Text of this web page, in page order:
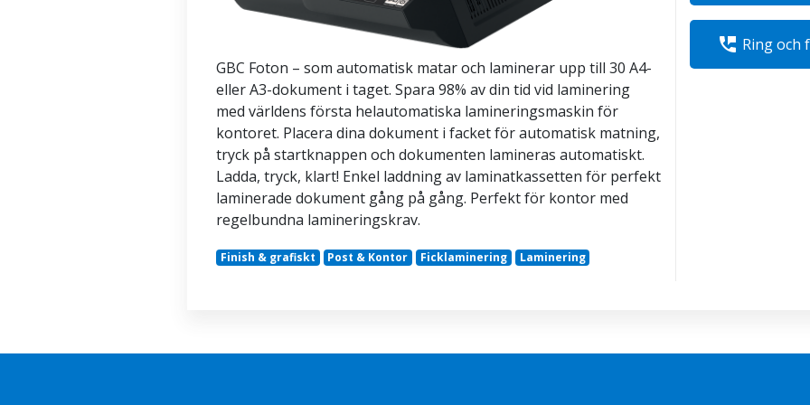
GBC Foton – som automatisk matar och laminerar upp till 30 A4-
eller A3-dokument i taget. Spara 98% av din tid vid laminering
med världens första helautomatiska lamineringsmaskin för
kontoret. Placera dina dokument i facket för automatisk matning,
tryck på startknappen och dokumenten lamineras automatiskt.
Ladda, tryck, klart! Enkel laddning av laminatkassetten för perfekt
laminerade dokument gång på gång. Perfekt för kontor med
regelbundna lamineringskrav.
Finish & grafiskt Post & Kontor Ficklaminering Laminering
perm_phone_msg Ring och